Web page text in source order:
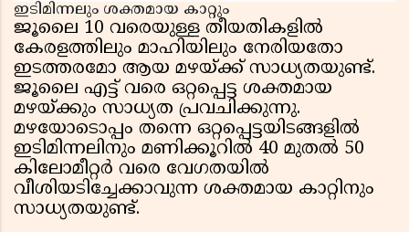
ഇടിമിന്നലും ശക്തമായ കാറ്റും
ജൂലൈ 10 വരെയുള്ള തീയതികളിൽ
കേരളത്തിലും മാഹിയിലും നേരിയതോ
ഇടത്തരമോ ആയ മഴയ്ക്ക് സാധ്യതയുണ്ട്.
ജൂലൈ എട്ട് വരെ ഒറ്റപ്പെട്ട ശക്തമായ
മഴയ്ക്കും സാധ്യത പ്രവചിക്കുന്നു.
മഴയോടൊപ്പം തന്നെ ഒറ്റപ്പെട്ടയിടങ്ങളിൽ
ഇടിമിന്നലിനും മണിക്കൂറിൽ 40 മുതൽ 50
കിലോമീറ്റർ വരെ വേഗതയിൽ
വീശിയടിച്ചേക്കാവുന്ന ശക്തമായ കാറ്റിനും
സാധ്യതയുണ്ട്.